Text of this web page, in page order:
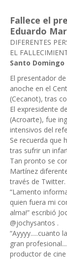
Fallece el
Eduardo
DIFERENTES
EL
Santo Domingo
El presentador
anoche en el
(Cecanot), tras
El expresidente
(Acroarte), fue
intensivos del
Se recuerda que
tras sufrir un
Tan pronto se
Martínez
través de Twitter.
“Lamento
quien fuera mi
alma!” escribió
@jochysantos .
“Ayyyy.....cuanto
gran
productor de